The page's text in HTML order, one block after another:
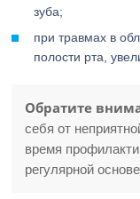
зуба;
при травмах в
полости рта,
Обратите
себя от
время
регулярной